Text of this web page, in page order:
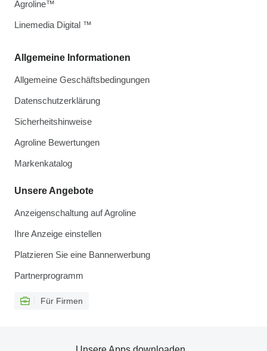
Allgemeine Informationen
Allgemeine Geschäftsbedingungen
Datenschutzerklärung
Sicherheitshinweise
Agroline Bewertungen
Markenkatalog
Unsere Angebote
Anzeigenschaltung auf Agroline
Ihre Anzeige einstellen
Platzieren Sie eine Bannerwerbung
Partnerprogramm
Für Firmen
Agroline™
Linemedia Digital ™